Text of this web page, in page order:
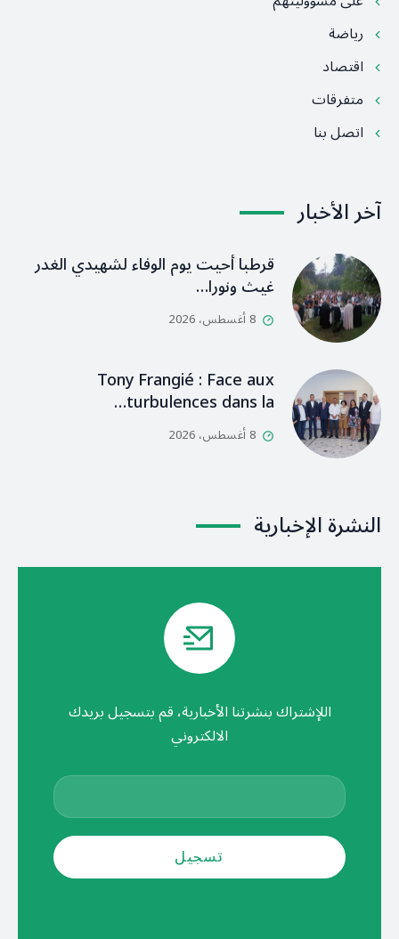
رياضة
اقتصاد
متفرقات
اتصل بنا
آخر الأخبار
قرطبا أحيت يوم الوفاء لشهيدي الغدر
غيث ونورا…
8 أغسطس، 2026
Tony Frangié : Face aux
turbulences dans la…
8 أغسطس، 2026
النشرة الإخبارية
اللإشتراك بنشرتنا الأخبارية، قم بتسجيل بريدك
الالكتروني